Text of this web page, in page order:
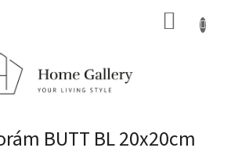
BUTT BL 20x20cm